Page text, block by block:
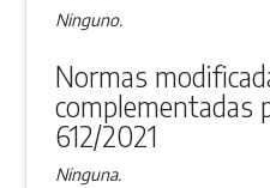
Ninguno.
Normas
complementadas
612/2021
Ninguna.